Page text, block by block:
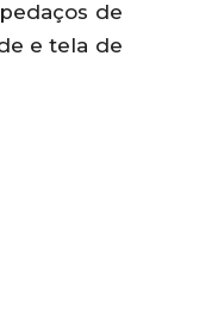
de
e tela de